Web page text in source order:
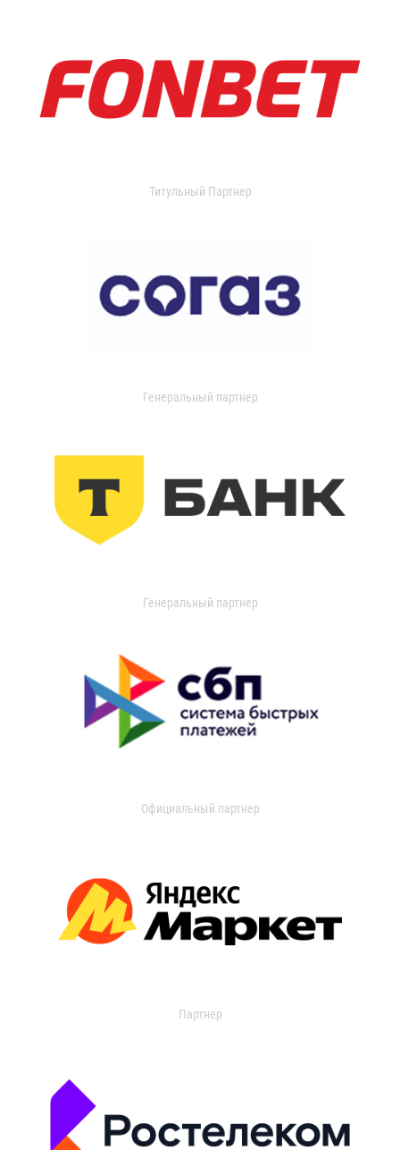
Титульный Партнер
Генеральный партнер
Генеральный партнер
Официальный партнер
Партнер